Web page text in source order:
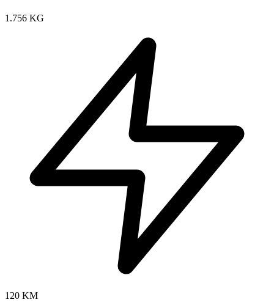
1.756 KG
120 KM